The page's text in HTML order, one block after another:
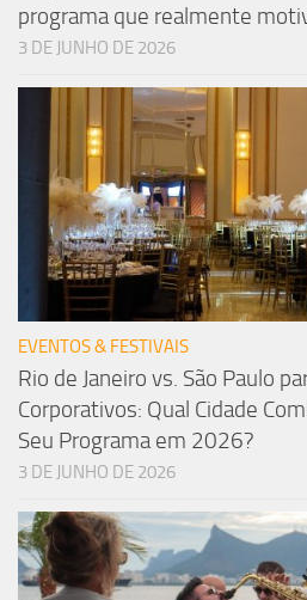
programa que realmente
3 DE JUNHO DE 2026
EVENTOS & FESTIVAIS
Rio de Janeiro vs. São Paulo
Corporativos: Qual Cidade
Seu Programa em 2026?
3 DE JUNHO DE 2026